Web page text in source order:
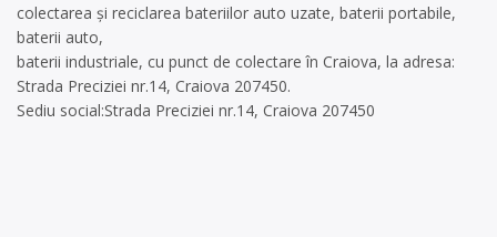
colectarea și reciclarea bateriilor auto uzate, baterii portabile,
baterii auto,
baterii industriale, cu punct de colectare în Craiova, la adresa:
Strada Preciziei nr.14, Craiova 207450.
Sediu social:Strada Preciziei nr.14, Craiova 207450